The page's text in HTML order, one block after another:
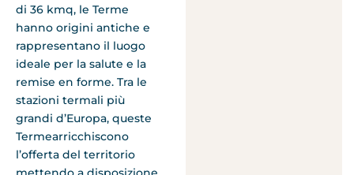
di 36 kmq, le Terme
hanno origini antiche e
rappresentano il luogo
ideale per la salute e la
remise en forme. Tra le
stazioni termali più
grandi d’Europa, queste
Termearricchiscono
l’offerta del territorio